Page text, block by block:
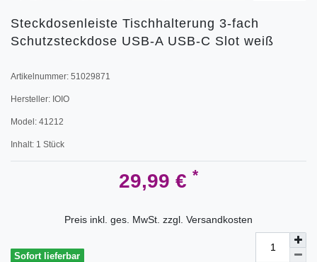
Steckdosenleiste Tischhalterung 3-fach
Schutzsteckdose USB-A USB-C Slot weiß
Artikelnummer: 51029871
Hersteller: IOIO
Model: 41212
Inhalt: 1 Stück
29,99 € *
Preis inkl. ges. MwSt. zzgl. Versandkosten
Sofort lieferbar